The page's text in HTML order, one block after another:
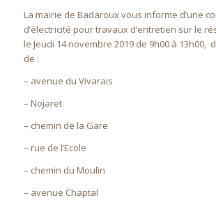
La mairie de Badaroux vous informe d’une
d’électricité pour travaux d’entretien sur le
le Jeudi 14 novembre 2019 de 9h00 à 13h00,
de :
– avenue du Vivarais
– Nojaret
– chemin de la Gare
– rue de l’Ecole
– chemin du Moulin
– avenue Chaptal